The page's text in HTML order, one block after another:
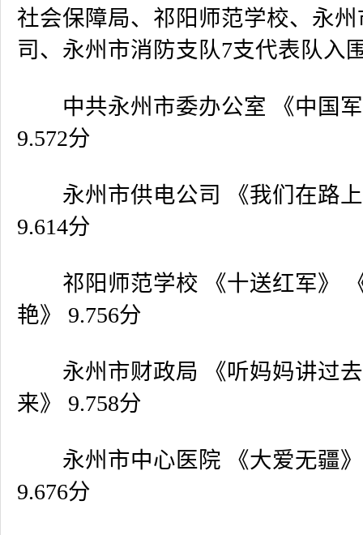
社会保障局、祁阳师范学校、永
司、永州市消防支队7支代表队入
中共永州市委办公室 《中国军
9.572分
永州市供电公司 《我们在路上
9.614分
祁阳师范学校 《十送红军》
艳》
9.756分
永州市财政局 《听妈妈讲过去
来》
9.758分
永州市中心医院 《大爱无疆》
9.676分